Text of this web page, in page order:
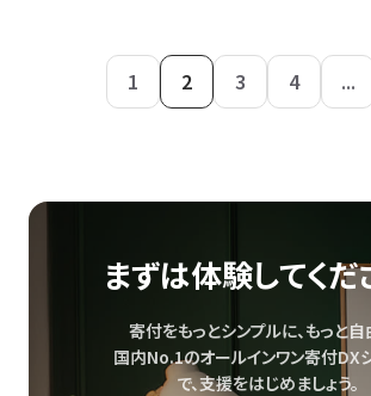
1 2 3 4 ...
まずは体験してくだ
寄付をもっとシンプルに、もっと自
国内No.1のオールインワン寄付DX
で、支援をはじめましょう。